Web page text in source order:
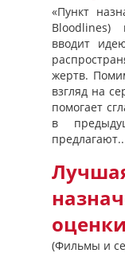
«Пункт
Bloodlines)
вводит
жертв.
взгляд на
помогает
в
(Фильмы и